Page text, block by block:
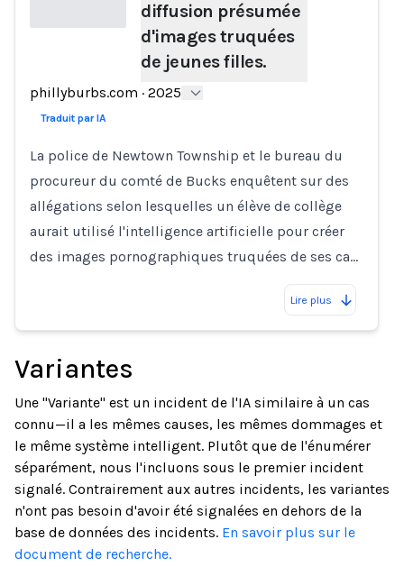
diffusion présumée
d'images truquées
de jeunes filles.
phillyburbs.com · 2025
Traduit par IA
La police de Newtown Township et le bureau du
procureur du comté de Bucks enquêtent sur des
allégations selon lesquelles un élève de collège
aurait utilisé l'intelligence artificielle pour créer
des images pornographiques truquées de ses ca…
Lire plus
Variantes
Une "Variante" est un incident de l'IA similaire à un cas
connu—il a les mêmes causes, les mêmes dommages et
le même système intelligent. Plutôt que de l'énumérer
séparément, nous l'incluons sous le premier incident
signalé. Contrairement aux autres incidents, les variantes
n'ont pas besoin d'avoir été signalées en dehors de la
base de données des incidents. En savoir plus sur le
document de recherche.